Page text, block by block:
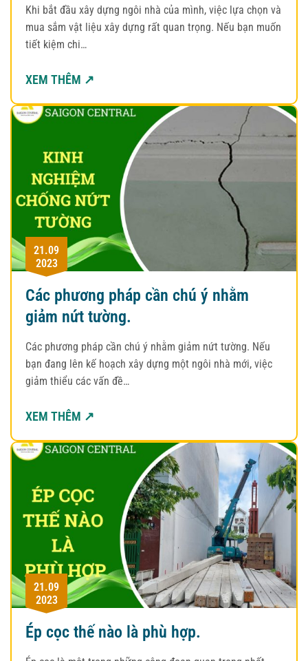
Khi bắt đầu xây dựng ngôi nhà của mình, việc lựa chọn và
mua sắm vật liệu xây dựng rất quan trọng. Nếu bạn muốn
tiết kiệm chi…
XEM THÊM ↗
21.09
2023
Các phương pháp cần chú ý nhằm
giảm nứt tường.
Các phương pháp cần chú ý nhằm giảm nứt tường. Nếu
bạn đang lên kế hoạch xây dựng một ngôi nhà mới, việc
giảm thiểu các vấn đề…
XEM THÊM ↗
21.09
2023
Ép cọc thế nào là phù hợp.